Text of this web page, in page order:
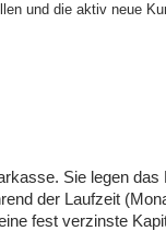
und die aktiv neue
Sie legen
der Laufzeit
fest verzinste